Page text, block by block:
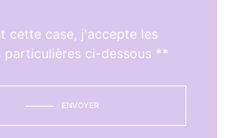
cette case, j'accepte les
particulières ci-dessous **
ENVOYER